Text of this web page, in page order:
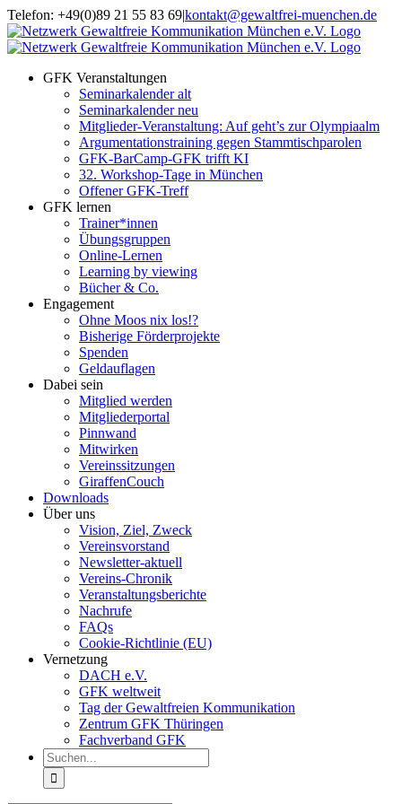
Zum
Inhalt
springen
Telefon: +49(0)89 21 55 83 69|kontakt@gewaltfrei-muenchen.de
Einloggen
Seminarkalender
Infos
zum
GFK Veranstaltungen
Seminarkalender alt
Seminarkalender neu
Mitglieder-Veranstaltung: Auf geht’s zur Olympiaalm
Argumentationstraining gegen Stammtischparolen
GFK-BarCamp-GFK trifft KI
32. Workshop-Tage in München
Offener GFK-Treff
GFK lernen
Trainer*innen
Übungsgruppen
Online-Lernen
Learning by viewing
Bücher & Co.
Engagement
Ohne Moos nix los!?
Bisherige Förderprojekte
Spenden
Geldauflagen
Dabei sein
Mitglied werden
Mitgliederportal
Pinnwand
Mitwirken
Vereinssitzungen
GiraffenCouch
Downloads
Über uns
Vision, Ziel, Zweck
Vereinsvorstand
Newsletter-aktuell
Vereins-Chronik
Veranstaltungsberichte
Nachrufe
FAQs
Cookie-Richtlinie (EU)
Vernetzung
DACH e.V.
GFK weltweit
Tag der Gewaltfreien Kommunikation
Zentrum GFK Thüringen
Fachverband GFK
Suche
nach: